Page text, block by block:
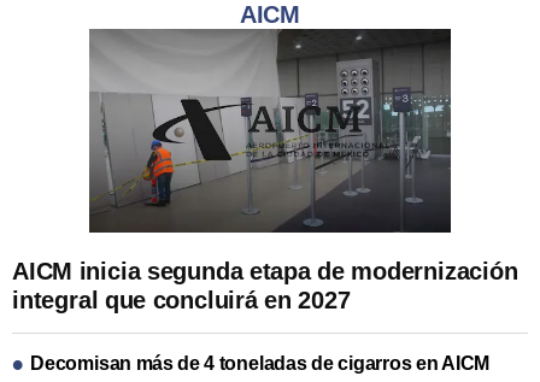
AICM
AICM inicia segunda etapa de modernización
integral que concluirá en 2027
Decomisan más de 4 toneladas de cigarros en AICM